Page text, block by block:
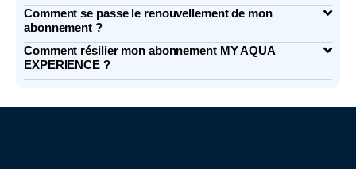
Comment se passe le renouvellement de mon
abonnement ?
Comment résilier mon abonnement MY AQUA
EXPERIENCE ?